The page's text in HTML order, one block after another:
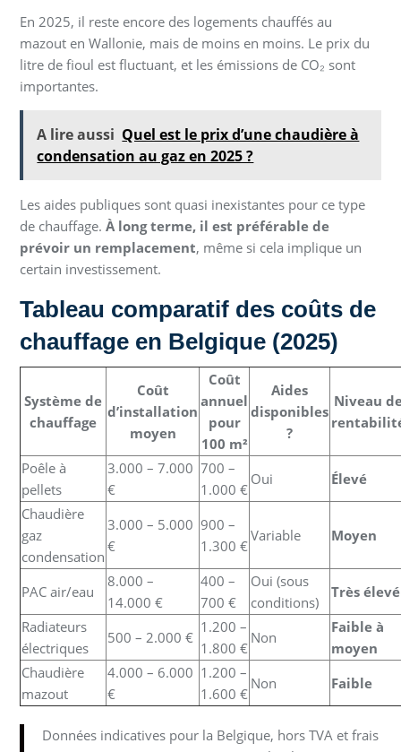
En 2025, il reste encore des logements chauffés au
mazout en Wallonie, mais de moins en moins. Le prix du
litre de fioul est fluctuant, et les émissions de CO₂ sont
importantes.
A lire aussi Quel est le prix d’une chaudière à
condensation au gaz en 2025 ?
Les aides publiques sont quasi inexistantes pour ce type
de chauffage.À long terme, il est préférable de
prévoir un remplacement, même si cela implique un
certain investissement.
Tableau comparatif des coûts de
chauffage en Belgique (2025)
Système de
chauffage
Coût
d’installation
moyen
Coût
annuel
pour
100 m²
Aides
disponibles
?
Niveau
Poêle à
pellets
3.000 – 7.000
€
700 –
1.000 €
Oui
Élevé
Chaudière
gaz
condensation
3.000 – 5.000
€
900 –
1.300 €
Variable Moyen
PAC air/eau
8.000 –
14.000 €
400 –
700 €
Oui (sous
conditions)
Très élevé
Radiateurs
électriques
500 – 2.000 €
1.200 –
1.800 €
Non
Faible à
moyen
Chaudière
mazout
4.000 – 6.000
€
1.200 –
1.600 €
Non Faible
Données indicatives pour la Belgique, hors TVA et frais